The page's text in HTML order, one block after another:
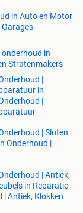
in Auto en Motor
Garages
in
Stratenmakers
|
in
|
| Sloten
Onderhoud |
| Antiek,
in Reparatie
| Antiek, Klokken